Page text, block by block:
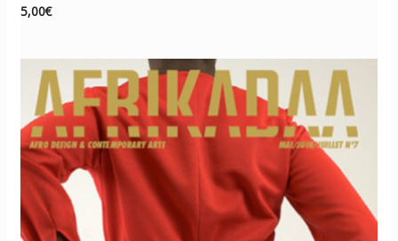
5,00€